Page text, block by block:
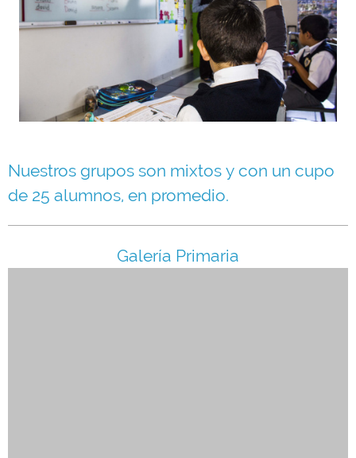
Nuestros grupos son mixtos y con un cupo
de 25 alumnos, en promedio.
Galería Primaria